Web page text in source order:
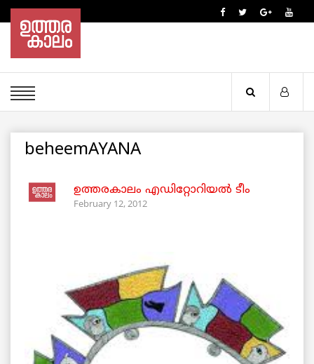
beheemAYANA
ഉത്തരകാലം എഡിറ്റോറിയല്‍ ടീം
February 12, 2012